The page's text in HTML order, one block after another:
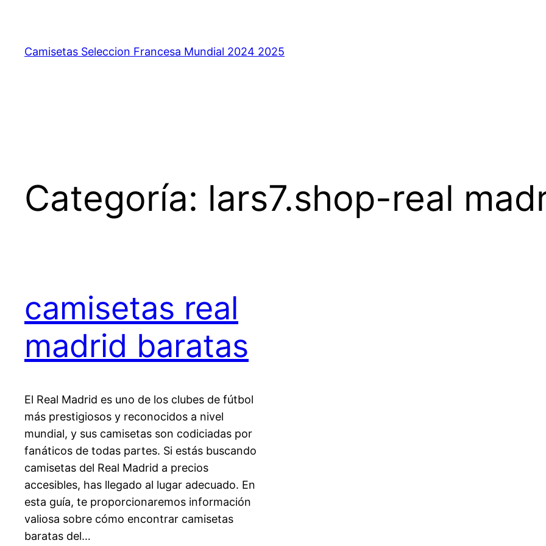
contenido
Camisetas Seleccion Francesa Mundial 2024 2025
Categoría: lars7.shop-real
camisetas real
madrid baratas
El Real Madrid es uno de los clubes de fútbol
más prestigiosos y reconocidos a nivel
mundial, y sus camisetas son codiciadas por
fanáticos de todas partes. Si estás buscando
camisetas del Real Madrid a precios
accesibles, has llegado al lugar adecuado. En
esta guía, te proporcionaremos información
valiosa sobre cómo encontrar camisetas
baratas del…